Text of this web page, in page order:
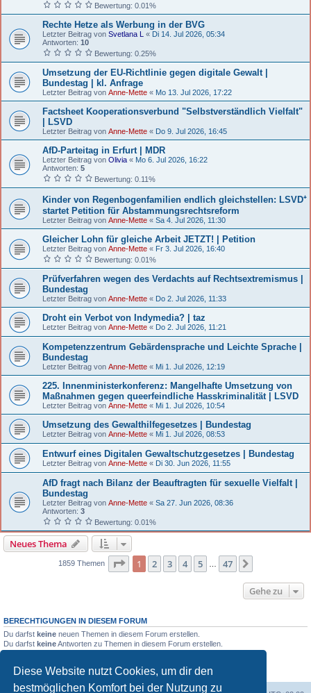
Diese Website nutzt Cookies, um dir den
bestmöglichen Komfort bei der Nutzung zu
Bewertung: 0.01%
Rechte Hetze als Werbung in der BVG
Letzter Beitrag von Svetlana L « Di 14. Jul 2026, 05:34
Antworten: 10
Bewertung: 0.25%
Umsetzung der EU-Richtlinie gegen digitale Gewalt |
Bundestag | kl. Anfrage
Letzter Beitrag von Anne-Mette « Mo 13. Jul 2026, 17:22
Factsheet Kooperationsverbund "Selbstverständlich Vielfalt"
| LSVD
Letzter Beitrag von Anne-Mette « Do 9. Jul 2026, 16:45
AfD-Parteitag in Erfurt | MDR
Letzter Beitrag von Olivia « Mo 6. Jul 2026, 16:22
Antworten: 5
Bewertung: 0.11%
Kinder von Regenbogenfamilien endlich gleichstellen: LSVD⁺
startet Petition für Abstammungsrechtsreform
Letzter Beitrag von Anne-Mette « Sa 4. Jul 2026, 11:30
Gleicher Lohn für gleiche Arbeit JETZT! | Petition
Letzter Beitrag von Anne-Mette « Fr 3. Jul 2026, 16:40
Bewertung: 0.01%
Prüfverfahren wegen des Verdachts auf Rechtsextremismus |
Bundestag
Letzter Beitrag von Anne-Mette « Do 2. Jul 2026, 11:33
Droht ein Verbot von Indymedia? | taz
Letzter Beitrag von Anne-Mette « Do 2. Jul 2026, 11:21
Kompetenzzentrum Gebärdensprache und Leichte Sprache |
Bundestag
Letzter Beitrag von Anne-Mette « Mi 1. Jul 2026, 12:19
225. Innenministerkonferenz: Mangelhafte Umsetzung von
Maßnahmen gegen queerfeindliche Hasskriminalität | LSVD
Letzter Beitrag von Anne-Mette « Mi 1. Jul 2026, 10:54
Umsetzung des Gewalthilfegesetzes | Bundestag
Letzter Beitrag von Anne-Mette « Mi 1. Jul 2026, 08:53
Entwurf eines Digitalen Gewaltschutzgesetzes | Bundestag
Letzter Beitrag von Anne-Mette « Di 30. Jun 2026, 11:55
AfD fragt nach Bilanz der Beauftragten für sexuelle Vielfalt |
Bundestag
Letzter Beitrag von Anne-Mette « Sa 27. Jun 2026, 08:36
Antworten: 3
Bewertung: 0.01%
Neues Thema
1859 Themen Seite 1 von 47
1 2 3 4 5 47
Gehe zu
BERECHTIGUNGEN IN DIESEM FORUM
Du darfst keine neuen Themen in diesem Forum erstellen.
Du darfst keineAntworten zu Themen in diesem Forum erstellen.
Du darfstkeineDateianhänge in diesem Forum erstellen.